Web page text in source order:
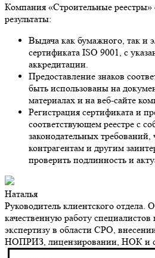
Компания «Строительные
результаты:
Выдача как бумажного, так и
сертификата ISO 9001, с
аккредитации.
Предоставление знаков
быть использованы на
материалах и на веб-сайте
Регистрация сертификата и
соответствующем реестре с
законодательных требований,
контрагентам и другим
проверить подлинность и
Наталья
Руководитель клиентского отдела.
качественную работу специалистов
экспертизу в области СРО,
НОПРИЗ, лицензировании, НОК и